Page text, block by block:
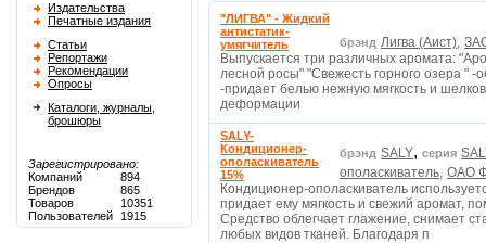
Издательства
Печатные издания
Статьи
Репортажи
Рекомендации
Опросы
Каталоги, журналы,
брошюры
Зарегистрировано:
Компаний
894
Брендов
865
Товаров
10351
Пользователей
1915
"ЛИГВА" - Жидкий
антистатик-
умягчитель
брэнд Лигва (Аист),
Выпускается три различных аромата:
лесной росы" "Свежесть горного озера "
-придает белью нежную мягкость и
деформации
SALY-
Кондиционер-
ополаскиватель
15%
брэнд SALY, серия
ополаскиватель, ОАО
Кондиционер-ополаскиватель
придает ему мягкость и свежий аромат,
Средство облегчает глажение, снимает
любых видов тканей. Благодаря п